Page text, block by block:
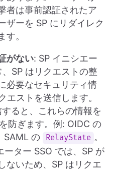
者は事前認証されたア
ザーを SP にリダイレク
す。
がない: SP イニシエー
SP はリクエストの整
必要なセキュリティ情
エストを送信します。
ると、これらの情報を
防ぎます。例: OIDC の
SAML の RelayState 。
ーター SSO では、SP が
ないため、SP はリクエ